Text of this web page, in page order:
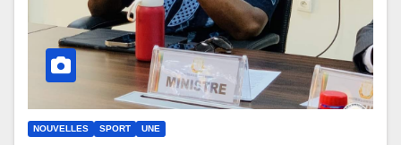
NOUVELLES SPORT UNE